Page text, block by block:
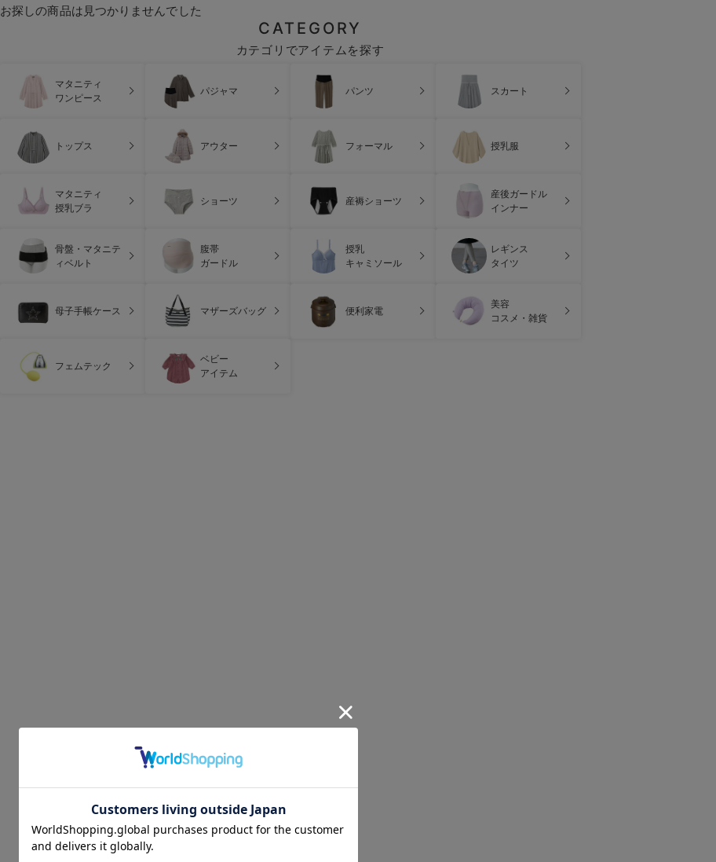
お探しの商品は見つかりませんでした
CATEGORY
カテゴリでアイテムを探す
マタニティ
ワンピース
パジャマ パンツ スカート
トップス アウター フォーマル 授乳服
マタニティ
授乳ブラ
ショーツ 産褥ショーツ
産後ガードル
インナー
骨盤・マタニテ
ィベルト
腹帯
ガードル
授乳
キャミソール
レギンス
タイツ
母子手帳ケース マザーズバッグ 便利家電
美容
コスメ・雑貨
フェムテック
ベビー
アイテム
お気に入り商品を確認する